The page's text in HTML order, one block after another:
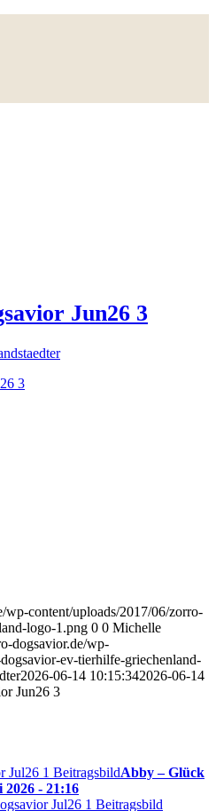
Jun26 3
content/uploads/2017/06/zorro-
logo-1.png 0 0 Michelle
dogsavior.de/wp-
ev-tierhilfe-griechenland-
2026-06-14 10:15:342026-06-14
Jun26 3
Abby – Glück
2026 - 21:16